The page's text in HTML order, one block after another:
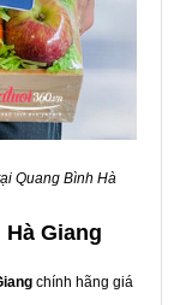
Quang Bình Hà
Giang
chính hãng giá